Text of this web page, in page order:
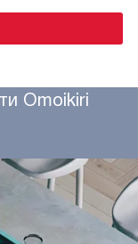
Omoikiri